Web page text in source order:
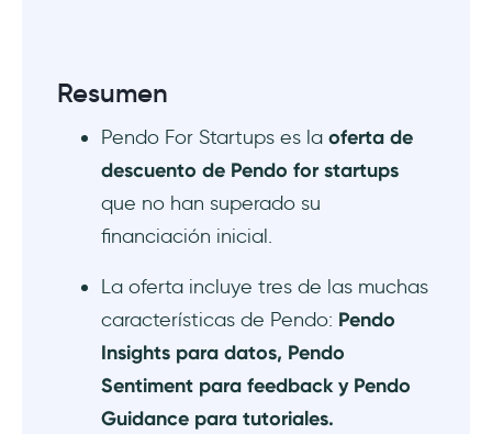
Resumen
Pendo For Startups es la oferta de
descuento de Pendo for startups
que no han superado su
financiación inicial.
La oferta incluye tres de las muchas
características de Pendo: Pendo
Insights para datos, Pendo
Sentiment para feedback y Pendo
Guidance para tutoriales.